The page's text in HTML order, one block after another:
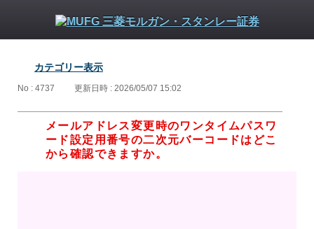
カテゴリー表示
No : 4737 更新日時 : 2026/05/07 15:02
メールアドレス変更時のワンタイムパスワ
ード設定用番号の二次元バーコードはどこ
から確認できますか。